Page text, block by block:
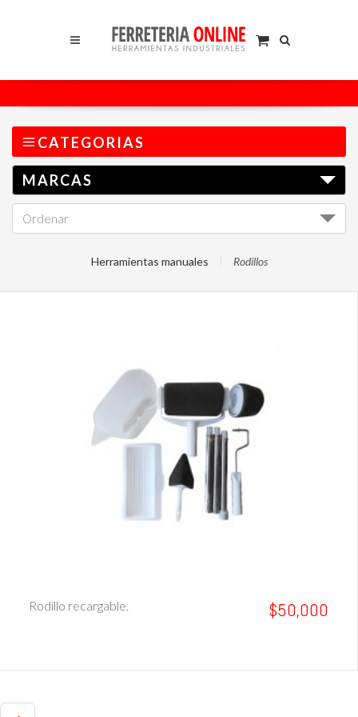
CATEGORIAS
MARCAS
Ordenar
Herramientas manuales Rodillos
Rodillo recargable. $50,000